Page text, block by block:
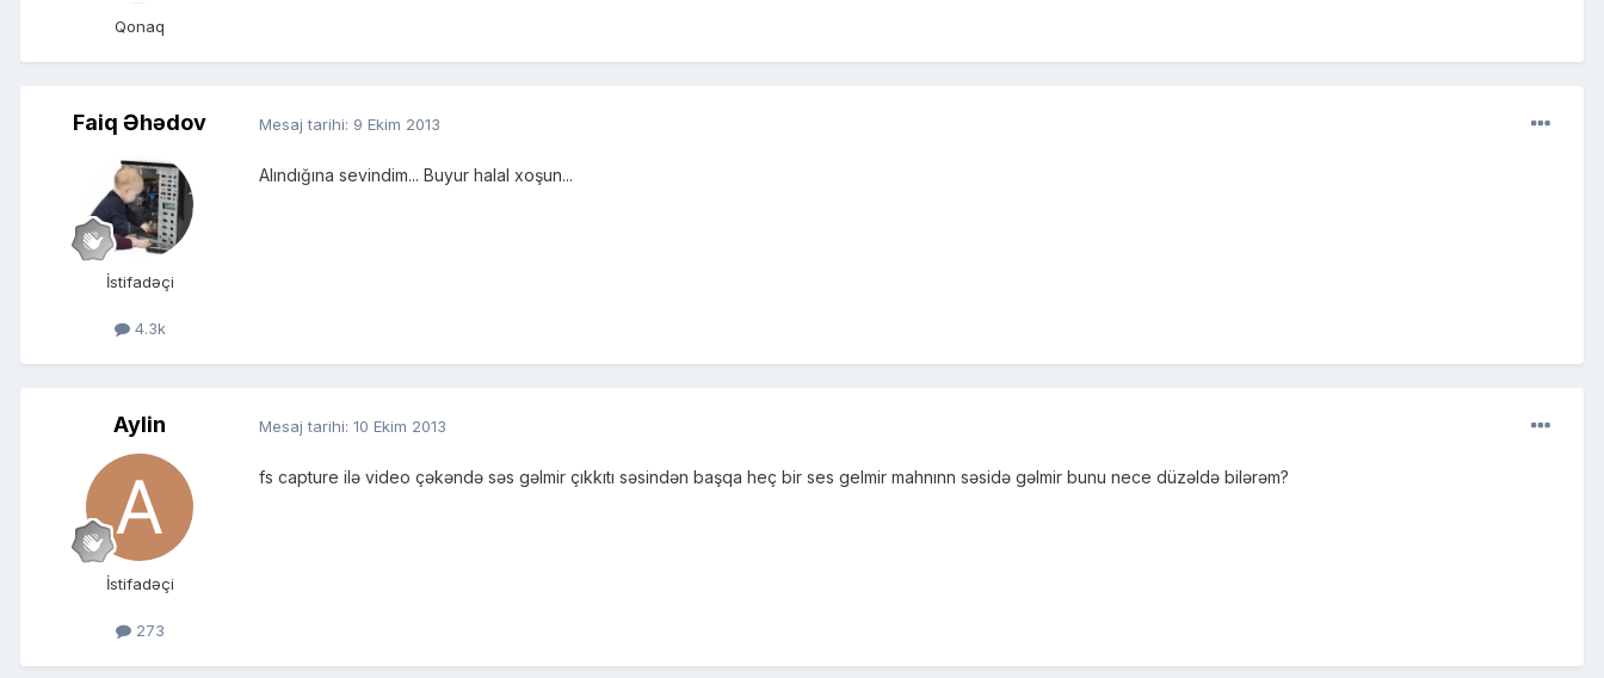
Qonaq
Faiq Əhədov
İstifadəçi
4.3k
Mesaj tarihi: 9 Ekim 2013
Alındığına sevindim... Buyur halal xoşun...
Aylin
İstifadəçi
273
Mesaj tarihi: 10 Ekim 2013
fs capture ilə video çəkəndə səs gəlmir çıkkıtı səsindən başqa heç bir ses gelmir mahnınn səsidə gəlmir bunu nece düzəldə bilərəm?